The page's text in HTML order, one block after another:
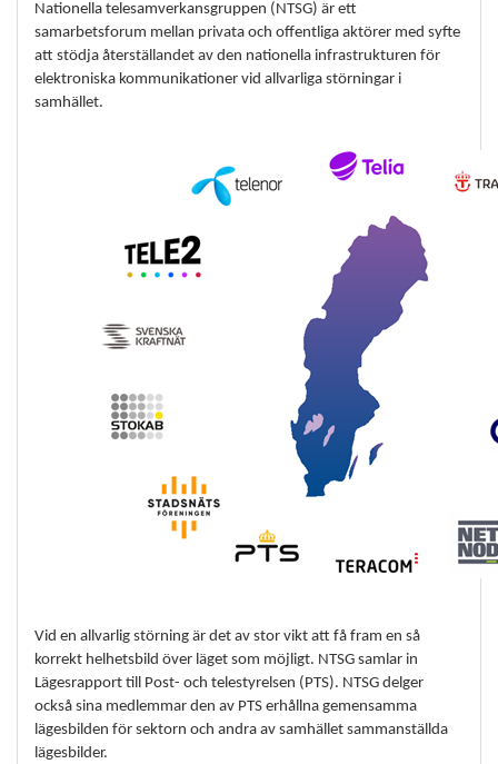
Nationella telesamverkansgruppen (NTSG) är ett
samarbetsforum mellan privata och offentliga aktörer med syfte
att stödja återställandet av den nationella infrastrukturen för
elektroniska kommunikationer vid allvarliga störningar i
samhället.
Vid en allvarlig störning är det av stor vikt att få fram en så
korrekt helhetsbild över läget som möjligt. NTSG samlar in
Lägesrapport till Post- och telestyrelsen (PTS). NTSG delger
också sina medlemmar den av PTS erhållna gemensamma
lägesbilden för sektorn och andra av samhället sammanställda
lägesbilder.